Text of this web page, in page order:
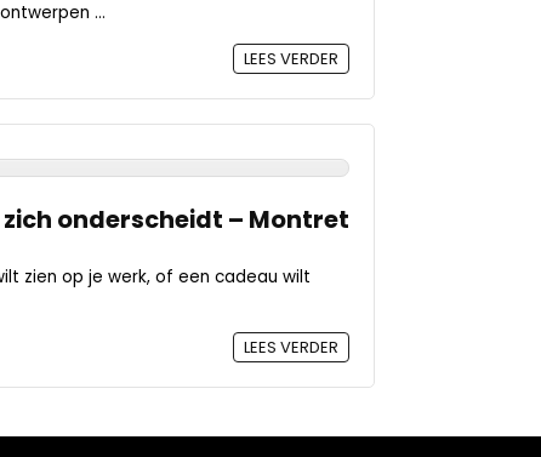
...
LEES VERDER
onderscheidt – Montret
zien op je werk, of een cadeau wilt
LEES VERDER